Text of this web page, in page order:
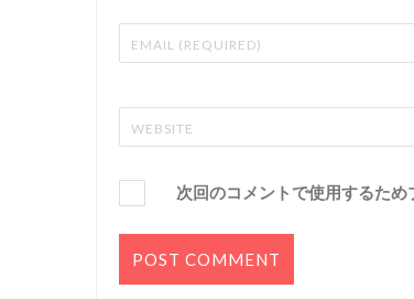
次回のコメントで使用するため